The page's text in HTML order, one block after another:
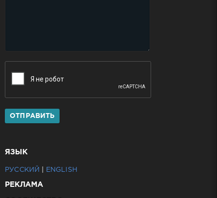
ОТПРАВИТЬ
ЯЗЫК
РУССКИЙ ENGLISH
РЕКЛАМА